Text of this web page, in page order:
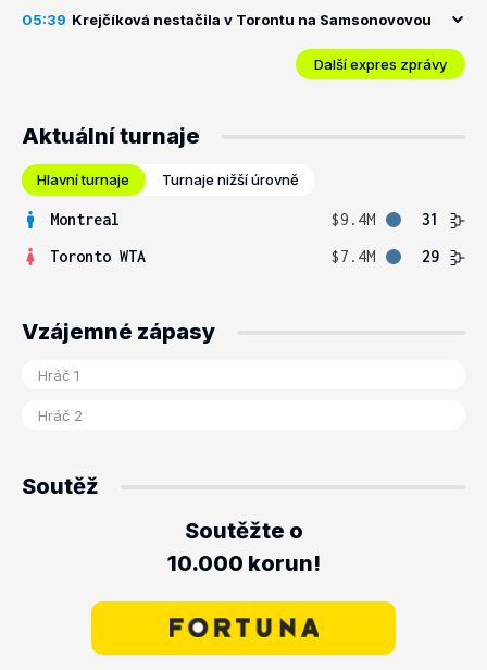
05:39 Krejčíková nestačila v Torontu na Samsonovovou
Další expres zprávy
Aktuální turnaje
Hlavní turnaje Turnaje nižší úrovně
Montreal $9.4M
31
Toronto WTA
$7.4M 29
Vzájemné zápasy
Soutěž
Soutěžte o
10.000 korun!